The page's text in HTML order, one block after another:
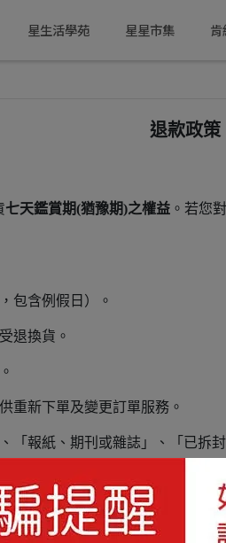
星生活學苑 星星市集
退款政策
七天鑑賞期(猶豫期)之權益 。若您
包含例假日）。
退換貨。
重新下單及變更訂單服務。
「報紙、期刊或雜誌」、「已拆
，官網照片僅供參考，圖片誤差不